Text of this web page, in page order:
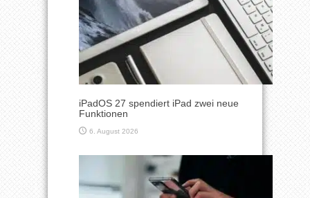
iPadOS 27 spendiert iPad zwei neue
Funktionen
6. August 2026